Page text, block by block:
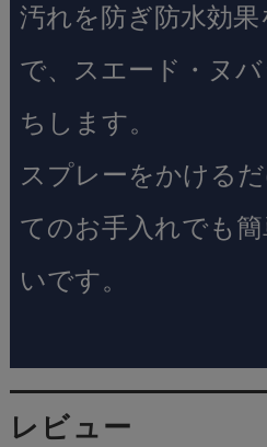
汚れを防ぎ防水効
で、スエード・ヌ
ちします。
スプレーをかける
てのお手入れでも
いです。
レビュー